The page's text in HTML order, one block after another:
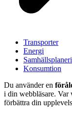
Transporter
Energi
Konsumtion
Du använder en
i din webbläsare. Var
förbättra din